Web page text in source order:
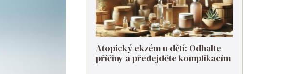
Atopický ekzém u dětí: Odhalte
příčiny a předejděte komplikacím